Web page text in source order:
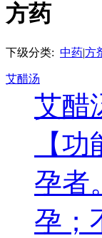
方药
下级分类: 中药|方
艾醋汤
艾醋
【
孕者
孕；